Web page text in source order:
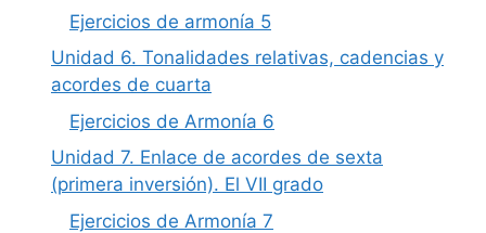
Ejercicios de armonía 5
Unidad 6. Tonalidades relativas, cadencias y
acordes de cuarta
Ejercicios de Armonía 6
Unidad 7. Enlace de acordes de sexta
(primera inversión). El VII grado
Ejercicios de Armonía 7